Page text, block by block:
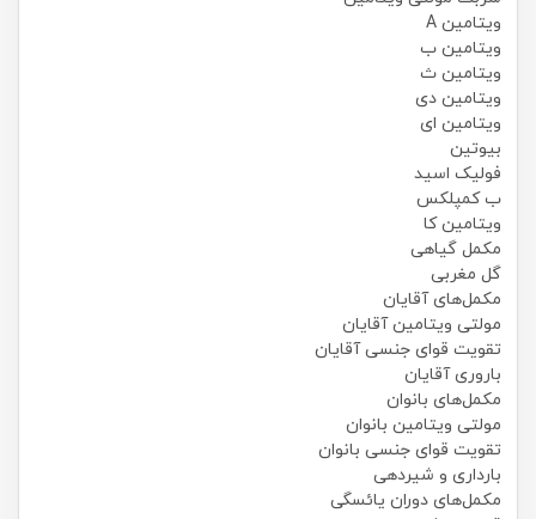
ویتامین A
ویتامین ب
ویتامین ث
ویتامین دی
ویتامین ای
بیوتین
فولیک اسید
ب کمپلکس
ویتامین کا
مکمل گیاهی
گل مغربی
مکمل‌های آقایان
مولتی ویتامین آقایان
تقویت قوای جنسی آقایان
باروری آقایان
مکمل‌های بانوان
مولتی ویتامین بانوان
تقویت قوای جنسی بانوان
بارداری و شیردهی
مکمل‌های دوران یائسگی